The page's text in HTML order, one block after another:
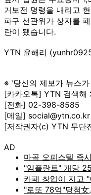
거보전 명령을 내리고
파구 선관위가 상자를
란이 됐습니다.
YTN 윤해리
※ '당신의 제보가 뉴스
[카카오톡] YTN 검색해
[전화] 02-398-8585
[메일] social@ytn.co.kr
[저작권자(c) YTN 무단
AD